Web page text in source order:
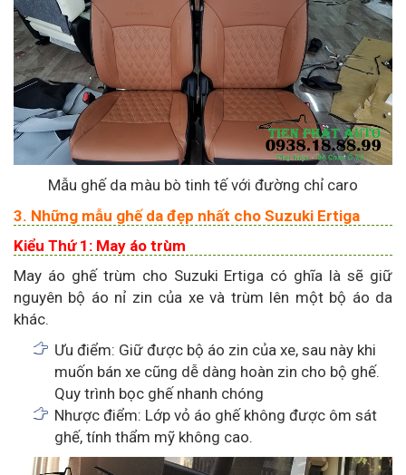
Mẫu ghế da màu bò tinh tế với đường chỉ caro
3. Những mẫu ghế da đẹp nhất cho Suzuki Ertiga
Kiểu Thứ 1: May áo trùm
May áo ghế trùm cho Suzuki Ertiga có ghĩa là sẽ giữ
nguyên bộ áo nỉ zin của xe và trùm lên một bộ áo da
khác.
Ưu điểm: Giữ được bộ áo zin của xe, sau này khi
muốn bán xe cũng dễ dàng hoàn zin cho bộ ghế.
Quy trình bọc ghế nhanh chóng
Nhược điểm: Lớp vỏ áo ghế không được ôm sát
ghế, tính thẩm mỹ không cao.